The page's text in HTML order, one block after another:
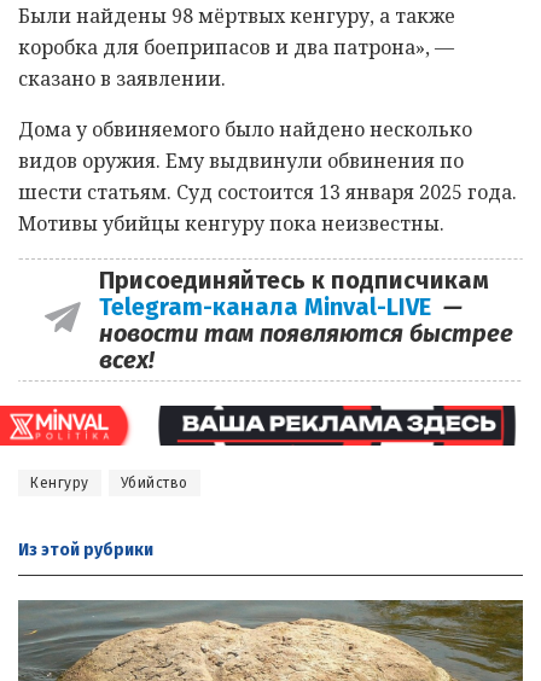
Были найдены 98 мёртвых кенгуру, а также
коробка для боеприпасов и два патрона», —
сказано в заявлении.
Дома у обвиняемого было найдено несколько
видов оружия. Ему выдвинули обвинения по
шести статьям. Суд состоится 13 января 2025 года.
Мотивы убийцы кенгуру пока неизвестны.
Присоединяйтесь к подписчикам
Telegram-канала Minval-LIVE —
новости там появляются быстрее
всех!
Кенгуру Убийство
Из этой рубрики